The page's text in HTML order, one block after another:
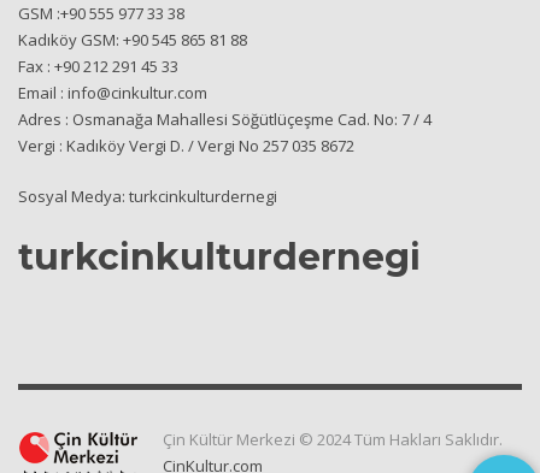
GSM :+90 555 977 33 38
Kadıköy GSM: +90 545 865 81 88
Fax : +90 212 291 45 33
Email : info@cinkultur.com
Adres : Osmanağa Mahallesi Söğütlüçeşme Cad. No: 7 / 4
Vergi : Kadıköy Vergi D. / Vergi No 257 035 8672
Sosyal Medya: turkcinkulturdernegi
turkcinkulturdernegi
Çin Kültür Merkezi © 2024 Tüm Hakları Saklıdır.
CinKultur.com